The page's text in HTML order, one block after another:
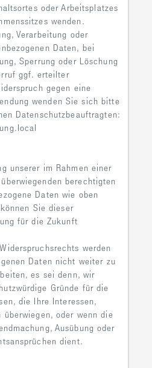
oder Arbeitsplatzes
wenden.
Verarbeitung oder
Daten, bei
Sperrung oder Löschung
ggf. erteilter
gegen eine
wenden Sie sich bitte
Datenschutzbeauftragten:
unserer im Rahmen einer
berechtigten
Daten wie oben
Sie dieser
für die Zukunft
werden
Daten nicht weiter zu
es sei denn, wir
Gründe für die
die Ihre Interessen,
überwiegen, oder wenn die
Ausübung oder
dient.